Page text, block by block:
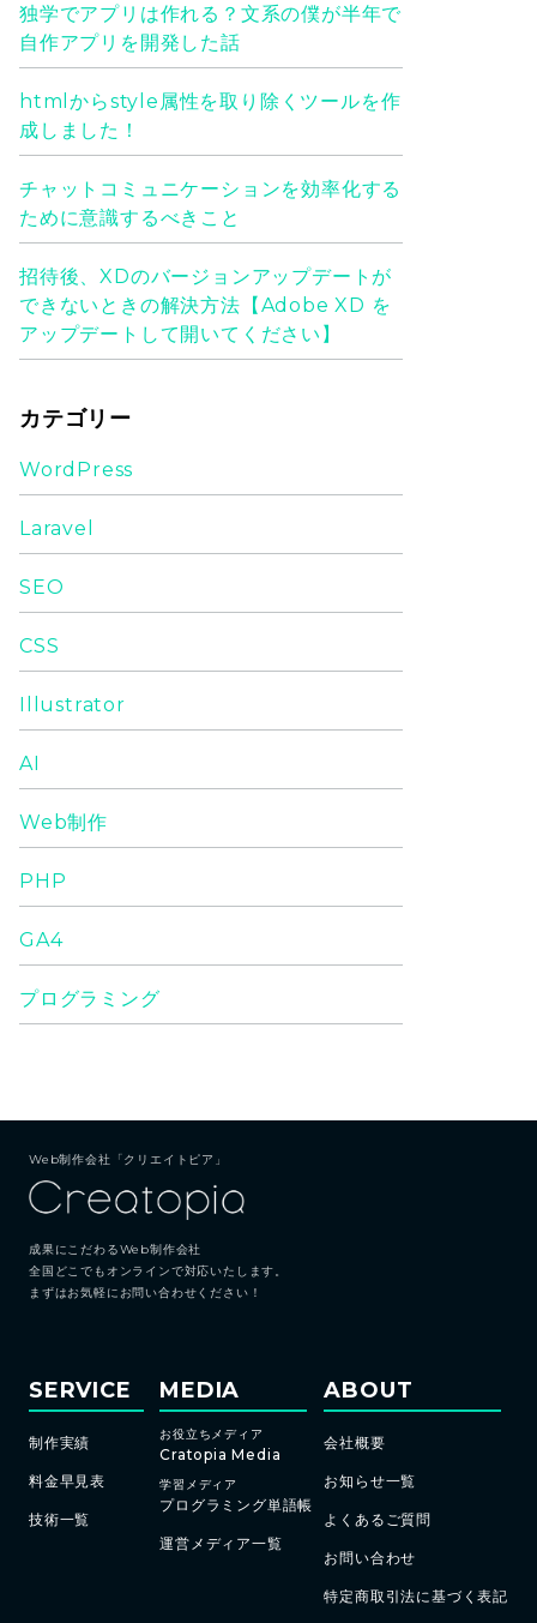
独学でアプリは作れる？文系の僕が半年で
自作アプリを開発した話
htmlからstyle属性を取り除くツールを作
成しました！
チャットコミュニケーションを効率化する
ために意識するべきこと
招待後、XDのバージョンアップデートが
できないときの解決方法【Adobe XD を
アップデートして開いてください】
カテゴリー
WordPress
Laravel
SEO
CSS
Illustrator
AI
Web制作
PHP
GA4
プログラミング
Web制作会社「クリエイトピア」
成果にこだわるWeb制作会社
全国どこでもオンラインで対応いたします。
まずはお気軽にお問い合わせください！
SERVICE
制作実績
料金早見表
技術一覧
MEDIA
お役立ちメディア
Cratopia Media
学習メディア
プログラミング単語帳
運営メディア一覧
ABOUT
会社概要
お知らせ一覧
よくあるご質問
お問い合わせ
特定商取引法に基づく表記